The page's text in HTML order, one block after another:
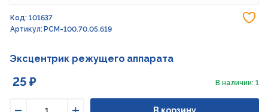
Код: 101637
Артикул: РСМ-100.70.05.619
Эксцентрик режущего аппарата
25 ₽ В наличии: 1